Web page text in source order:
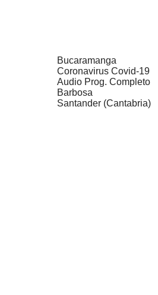
Bucaramanga
Coronavirus Covid-19
Audio Prog. Completo
Barbosa
Santander (Cantabria)